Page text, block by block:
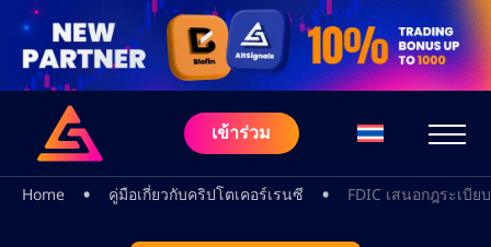
เข้าร่วม
Home • คู่มือเกี่ยวกับคริปโตเคอร์เรนซี • FDIC เสนอกฎระเบี